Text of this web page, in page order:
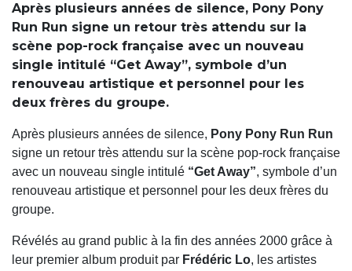
Après plusieurs années de silence, Pony Pony
Run Run signe un retour très attendu sur la
scène pop-rock française avec un nouveau
single intitulé “Get Away”, symbole d’un
renouveau artistique et personnel pour les
deux frères du groupe.
Après plusieurs années de silence, Pony Pony Run Run
signe un retour très attendu sur la scène pop-rock française
avec un nouveau single intitulé “Get Away”, symbole d’un
renouveau artistique et personnel pour les deux frères du
groupe.
Révélés au grand public à la fin des années 2000 grâce à
leur premier album produit par Frédéric Lo, les artistes